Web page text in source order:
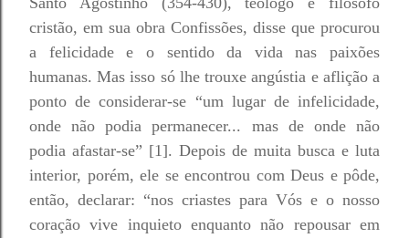
cristão, em sua obra Confissões, disse que procurou
a felicidade e o sentido da vida nas paixões
humanas. Mas isso só lhe trouxe angústia e aflição a
ponto de considerar-se “um lugar de infelicidade,
onde não podia permanecer... mas de onde não
podia afastar-se” [1]. Depois de muita busca e luta
interior, porém, ele se encontrou com Deus e pôde,
então, declarar: “nos criastes para Vós e o nosso
coração vive inquieto enquanto não repousar em